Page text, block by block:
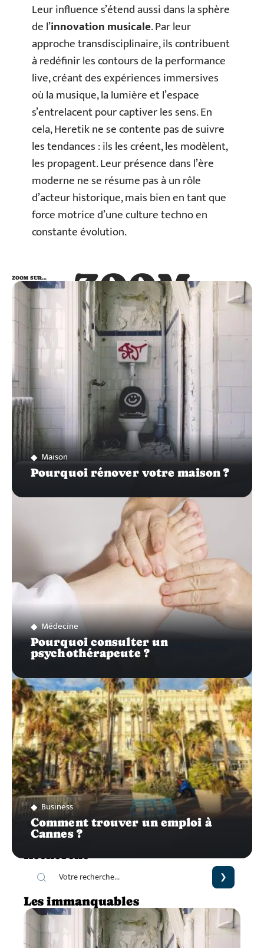
Leur influence s’étend aussi dans la sphère
de l’innovation musicale. Par leur
approche transdisciplinaire, ils contribuent
à redéfinir les contours de la performance
live, créant des expériences immersives
où la musique, la lumière et l’espace
s’entrelacent pour captiver les sens. En
cela, Heretik ne se contente pas de suivre
les tendances : ils les créent, les modèlent,
les propagent. Leur présence dans l’ère
moderne ne se résume pas à un rôle
d’acteur historique, mais bien en tant que
force motrice d’une culture techno en
constante évolution.
ZOOM
SUR…
ZOOM SUR…
Maison
Pourquoi rénover votre maison ?
Médecine
Pourquoi consulter un
psychothérapeute ?
Business
Comment trouver un emploi à
Cannes ?
Recherche
Les immanquables